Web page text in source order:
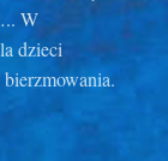
W
dzieci